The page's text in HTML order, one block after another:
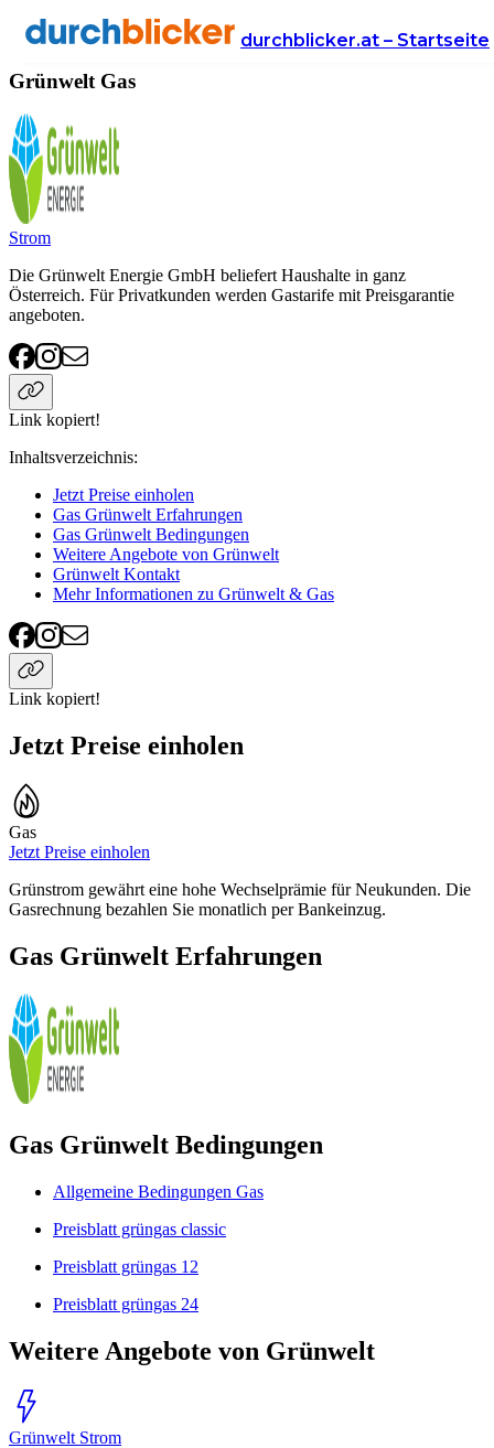
durchblicker.at – Startseite
Anbieter Energie gas Grünwelt
Grünwelt Gas
Strom
Die Grünwelt Energie GmbH beliefert Haushalte in ganz
Österreich. Für Privatkunden werden Gastarife mit Preisgarantie
angeboten.
Link kopiert!
Inhaltsverzeichnis:
Jetzt Preise einholen
Gas Grünwelt Erfahrungen
Gas Grünwelt Bedingungen
Weitere Angebote von Grünwelt
Grünwelt Kontakt
Mehr Informationen zu Grünwelt & Gas
Link kopiert!
Jetzt Preise einholen
Gas
Jetzt Preise einholen
Grünstrom gewährt eine hohe Wechselprämie für Neukunden. Die
Gasrechnung bezahlen Sie monatlich per Bankeinzug.
Gas Grünwelt Erfahrungen
Gas Grünwelt Bedingungen
Allgemeine Bedingungen Gas
Preisblatt grüngas classic
Preisblatt grüngas 12
Preisblatt grüngas 24
Weitere Angebote von Grünwelt
Grünwelt Strom